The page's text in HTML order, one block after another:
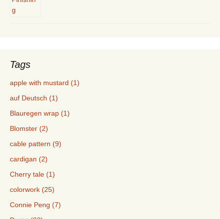
Tags
apple with mustard (1)
auf Deutsch (1)
Blauregen wrap (1)
Blomster (2)
cable pattern (9)
cardigan (2)
Cherry tale (1)
colorwork (25)
Connie Peng (7)